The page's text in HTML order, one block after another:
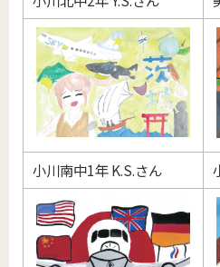
小川南中1年 K.S.さん